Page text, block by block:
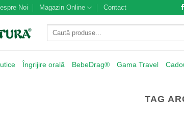
Noi Magazin Online Contact
Caută
Îngrijire orală BebeDrag® Gama Travel
TAG